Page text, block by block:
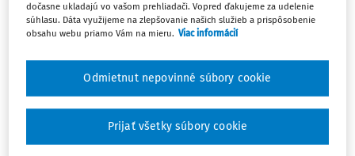
Celý odborný obsah z tejto oblasti je
dostupný predplatiteľom portálu.
Odomknite si prístup k odbornému
obsahu a získajte prístup na 10 dní
zdarma, stačí sa len zaregistrovať.
dočasne ukladajú vo vašom prehliadači. Vopred ďakujeme za udelenie
súhlasu. Dáta využijeme na zlepšovanie našich služieb a prispôsobenie
obsahu webu priamo Vám na mieru. Viac informácií
Odmietnut nepovinné súbory cookie
Prijať všetky súbory cookie